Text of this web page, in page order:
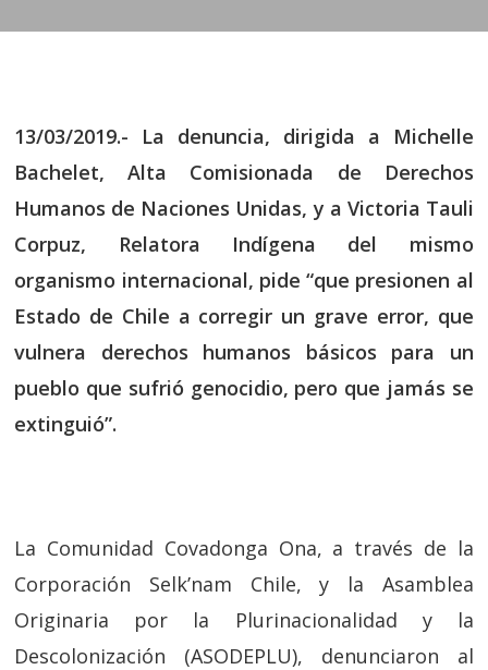
13/03/2019.- La denuncia, dirigida a Michelle
Bachelet, Alta Comisionada de Derechos
Humanos de Naciones Unidas, y a Victoria Tauli
Corpuz, Relatora Indígena del mismo
organismo internacional, pide “que presionen al
Estado de Chile a corregir un grave error, que
vulnera derechos humanos básicos para un
pueblo que sufrió genocidio, pero que jamás se
extinguió”.
La Comunidad Covadonga Ona, a través de la
Corporación Selk’nam Chile, y la Asamblea
Originaria por la Plurinacionalidad y la
Descolonización (ASODEPLU), denunciaron al